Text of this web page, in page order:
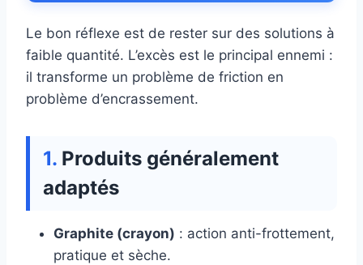
Le bon réflexe est de rester sur des solutions à
faible quantité. L’excès est le principal ennemi :
il transforme un problème de friction en
problème d’encrassement.
Produits généralement
adaptés
Graphite (crayon) : action anti-frottement,
pratique et sèche.